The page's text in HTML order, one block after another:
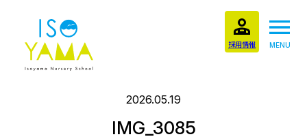
MENU
採用情報
2026.05.19
IMG_3085